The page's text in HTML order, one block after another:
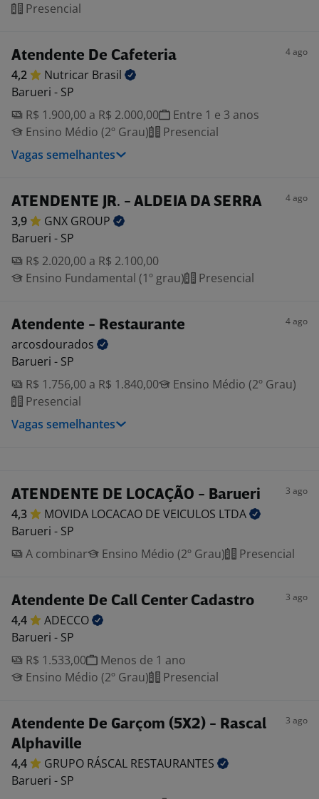
Presencial
Atendente De Cafeteria 4 ago
4,2 Nutricar Brasil
Barueri - SP
R$ 1.900,00 a R$ 2.000,00
Entre 1 e 3 anos
Ensino Médio (2º Grau)
Presencial
Vagas semelhantes
ATENDENTE JR. - ALDEIA DA SERRA 4 ago
3,9 GNX GROUP
Barueri - SP
R$ 2.020,00 a R$ 2.100,00
Ensino Fundamental (1º grau)
Presencial
Atendente - Restaurante 4 ago
arcosdourados
Barueri - SP
R$ 1.756,00 a R$ 1.840,00
Ensino Médio (2º Grau)
Presencial
Vagas semelhantes
ATENDENTE DE LOCAÇÃO - Barueri 3 ago
4,3 MOVIDA LOCACAO DE VEICULOS LTDA
Barueri - SP
A combinar
Ensino Médio (2º Grau) Presencial
Atendente De Call Center Cadastro 3 ago
4,4
ADECCO
Barueri - SP
R$ 1.533,00
Menos de 1 ano
Ensino Médio (2º Grau)
Presencial
Atendente De Garçom (5X2) - Rascal
Alphaville
3 ago
4,4 GRUPO RÁSCAL RESTAURANTES
Barueri - SP